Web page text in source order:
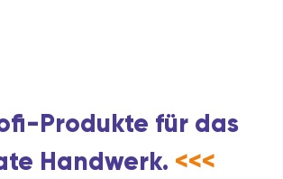
Produkte für das
Handwerk. <<<